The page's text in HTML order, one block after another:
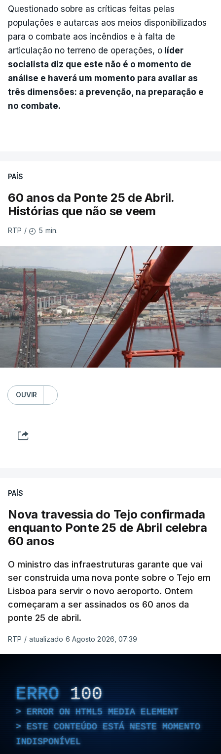
Questionado sobre as críticas feitas pelas
populações e autarcas aos meios disponibilizados
para o combate aos incêndios e à falta de
articulação no terreno de operações, o líder
socialista diz que este não é o momento de
análise e haverá um momento para avaliar as
três dimensões: a prevenção, na preparação e
no combate.
PAÍS
60 anos da Ponte 25 de Abril.
Histórias que não se veem
RTP / 5 min.
OUVIR
PAÍS
Nova travessia do Tejo confirmada
enquanto Ponte 25 de Abril celebra
60 anos
O ministro das infraestruturas garante que vai
ser construida uma nova ponte sobre o Tejo em
Lisboa para servir o novo aeroporto. Ontem
começaram a ser assinados os 60 anos da
ponte 25 de abril.
RTP / atualizado 6 Agosto 2026, 07:39
ERRO 100
ERROR ON HTML5 MEDIA ELEMENT
ESTE CONTEÚDO ESTÁ NESTE MOMENTO
INDISPONÍVEL